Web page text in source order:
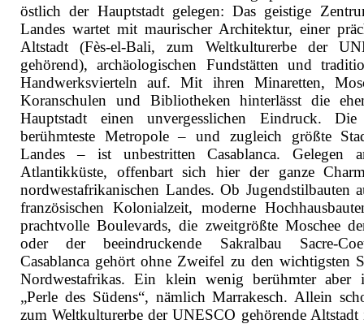
östlich der Hauptstadt gelegen: Das geistige
Landes wartet mit maurischer Architektur, einer
Altstadt (Fès-el-Bali, zum Weltkulturerbe der
gehörend), archäologischen Fundstätten und
Handwerksvierteln auf. Mit ihren Minaretten,
Koranschulen und Bibliotheken hinterlässt die
Hauptstadt einen unvergesslichen Eindruck.
berühmteste Metropole – und zugleich größte
Landes – ist unbestritten Casablanca. Gelegen
Atlantikküste, offenbart sich hier der ganze
nordwestafrikanischen Landes. Ob Jugendstilbauten
französischen Kolonialzeit, moderne
prachtvolle Boulevards, die zweitgrößte Moschee
oder der beeindruckende Sakralbau Sacre-
Casablanca gehört ohne Zweifel zu den wichtigsten
Nordwestafrikas. Ein klein wenig berühmter aber
„Perle des Südens“, nämlich Marrakesch. Allein
zum Weltkulturerbe der UNESCO gehörende